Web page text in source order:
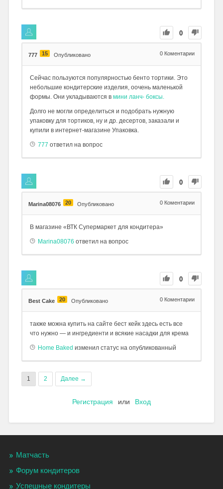
0
777 15 Опубликовано 0 Коментарии
Сейчас пользуются популярностью бенто тортики. Это
небольшие кондитерские изделия, оочень маленькой
формы. Они укладываются в мини ланч- боксы.
Долго не могли определиться и подобрать нужную
упаковку для тортиков, ну и др. десертов, заказали и
купили в интернет-магазине Упаковка.
777 ответил на вопрос
0
Marina08076 20 Опубликовано 0 Коментарии
В магазине «ВТК Супермаркет для кондитера»
Marina08076 ответил на вопрос
0
Best Cake 20 Опубликовано 0 Коментарии
также можна купить на сайте бест кейк здесь есть все
что нужно — и ингредиенти и всякие насадки для крема
Home Baked изменил статус на опубликованный
1 2 Далее →
Регистрация или Вход
Матчасть
Форум кондитеров
Успешные кондитеры